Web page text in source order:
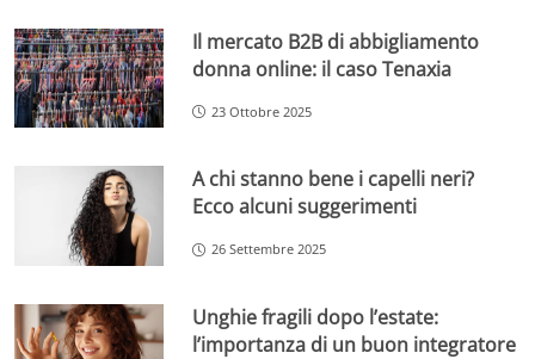
Il mercato B2B di abbigliamento
donna online: il caso Tenaxia
23 Ottobre 2025
A chi stanno bene i capelli neri?
Ecco alcuni suggerimenti
26 Settembre 2025
Unghie fragili dopo l’estate:
l’importanza di un buon integratore